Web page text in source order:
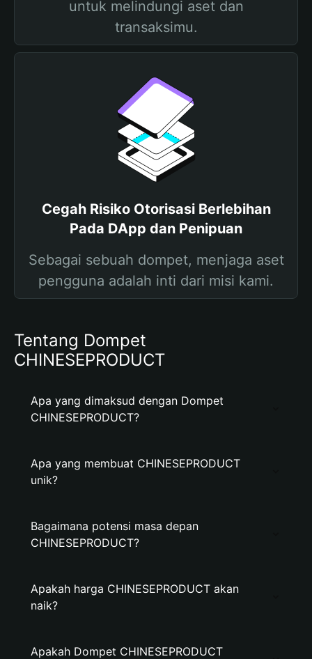
untuk melindungi aset dan
transaksimu.
Cegah Risiko Otorisasi Berlebihan
Pada DApp dan Penipuan
Sebagai sebuah dompet, menjaga aset
pengguna adalah inti dari misi kami.
Tentang Dompet
CHINESEPRODUCT
Apa yang dimaksud dengan Dompet
CHINESEPRODUCT?
Apa yang membuat CHINESEPRODUCT
unik?
Bagaimana potensi masa depan
CHINESEPRODUCT?
Apakah harga CHINESEPRODUCT akan
naik?
Apakah Dompet CHINESEPRODUCT